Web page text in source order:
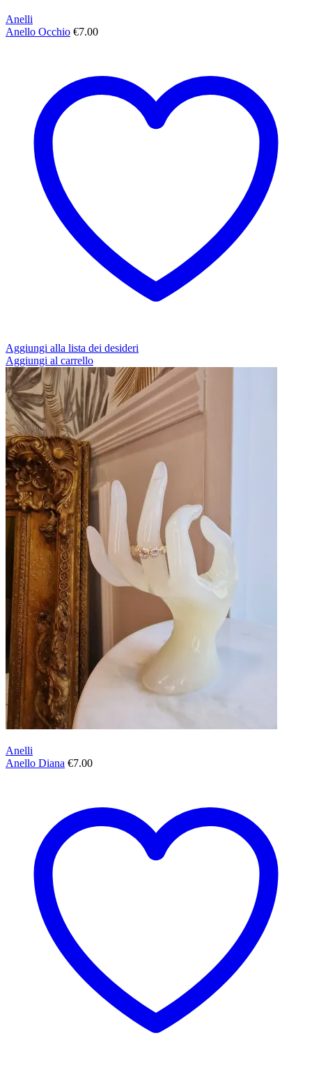
Anelli
Anello Occhio €7.00
Aggiungi alla lista dei desideri
Aggiungi al carrello
Anelli
Anello Diana €7.00